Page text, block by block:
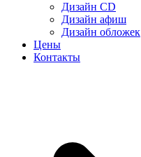
Дизайн CD
Дизайн афиш
Дизайн обложек
Цены
Контакты